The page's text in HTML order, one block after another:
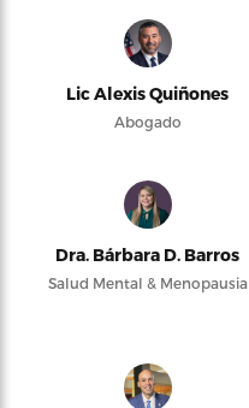
Lic Alexis Quiñones
Abogado
Dra. Bárbara D. Barros
Salud Mental & Menopausia